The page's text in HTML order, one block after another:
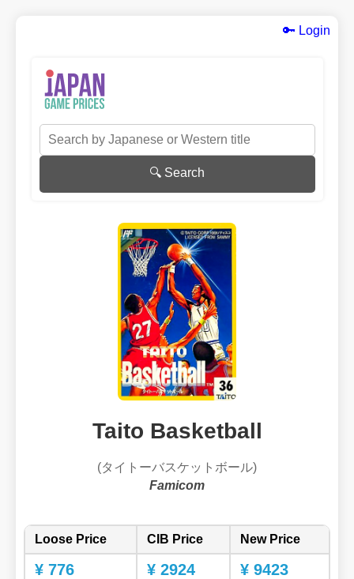
🔑 Login
🔍 Search
Taito Basketball
(タイトーバスケットボール)
Famicom
Loose Price CIB Price New Price
¥ 776 ¥ 2924 ¥ 9423